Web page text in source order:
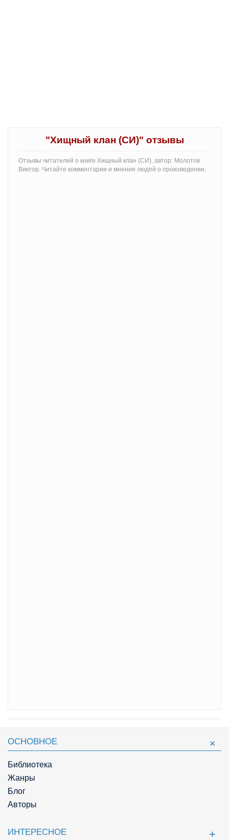
"Хищный клан (СИ)" отзывы
Отзывы читателей о книге Хищный клан (СИ), автор: Молотов
Виктор. Читайте комментарии и мнения людей о произведении.
ОСНОВНОЕ
Библиотека
Жанры
Блог
Авторы
ИНТЕРЕСНОЕ